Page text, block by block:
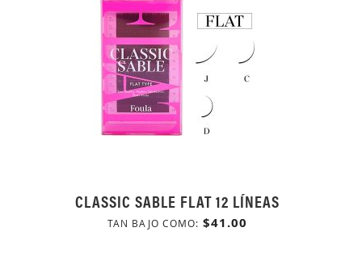
CLASSIC SABLE FLAT 12 LÍNEAS
TAN BAJO COMO $41.00